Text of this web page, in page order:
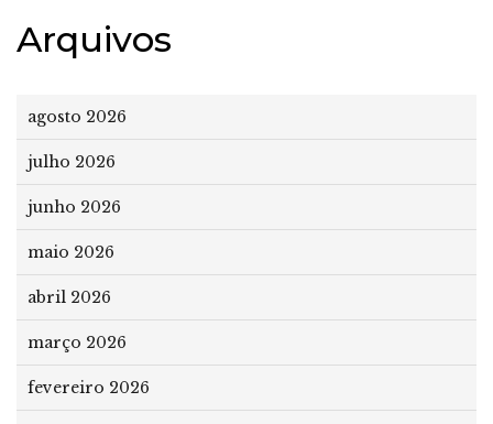
Arquivos
agosto 2026
julho 2026
junho 2026
maio 2026
abril 2026
março 2026
fevereiro 2026